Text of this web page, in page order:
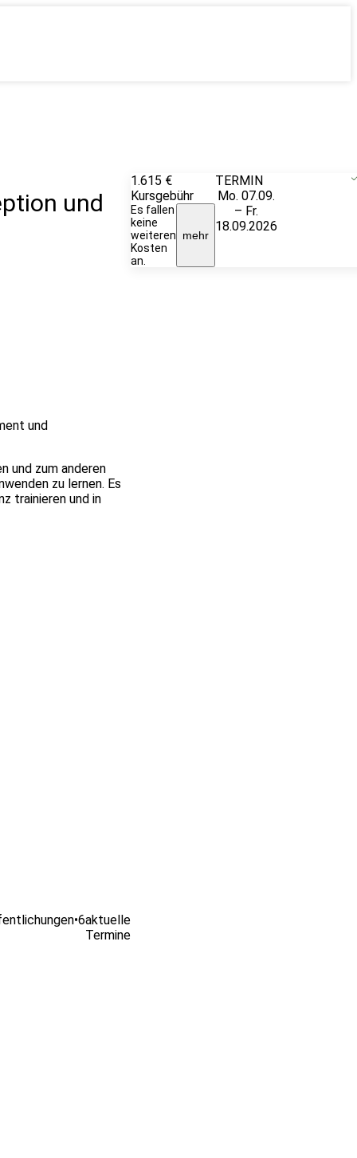
und
und
und zum anderen
zu lernen. Es
trainieren und in
•6aktuelle
Termine
1.615 €
Kursgebühr
Es fallen
keine
weiteren
Kosten
an.
mehr
TERMIN
Mo. 07.09.
– Fr.
18.09.2026